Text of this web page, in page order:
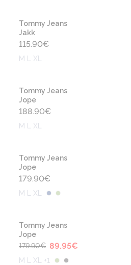
Tommy Jeans
Jakk
115.90€
M L XL
Tommy Jeans
Jope
188.90€
M L XL
Tommy Jeans
Jope
179.90€
M L XL
Tommy Jeans
Jope
179.90€ 89.95€
M L XL +1